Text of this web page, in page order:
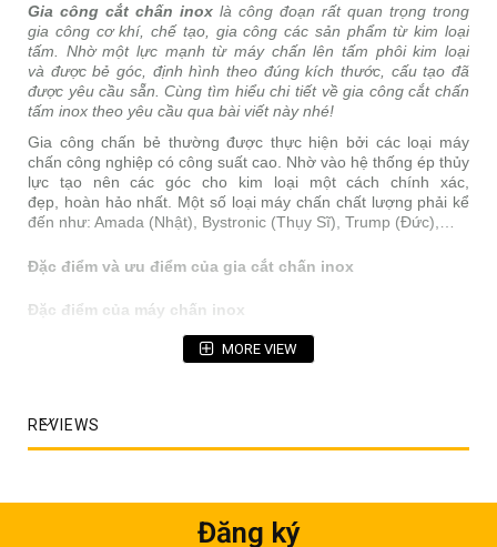
Gia công cắt chấn inox là công đoạn rất quan trọng trong
gia công cơ khí, chế tạo, gia công các sản phẩm từ kim loại
tấm. Nhờ một lực mạnh từ máy chấn lên tấm phôi kim loại
và được bẻ góc, định hình theo đúng kích thước, cấu tạo đã
được yêu cầu sẵn. Cùng tìm hiểu chi tiết về gia công cắt chấn
tấm inox theo yêu cầu qua bài viết này nhé!
Gia công chấn bẻ thường được thực hiện bởi các loại máy
chấn công nghiệp có công suất cao. Nhờ vào hệ thống ép thủy
lực tạo nên các góc cho kim loại một cách chính xác,
đẹp, hoàn hảo nhất. Một số loại máy chấn chất lượng phải kể
đến như: Amada (Nhật), Bystronic (Thụy Sĩ), Trump (Đức),…
Đặc điểm và ưu điểm của gia cắt chấn inox
Đặc điểm của máy chấn inox
Máy gia công chấn inox có hiệu suất làm việc cao nhờ điều
khiển động lực bằng lập trình. Máy chấn inox có các chi tiết
– Chấn được số lượng inox tấm lớn trong một lần.
– Góc chấn có độ chính xác cao trên toàn bộ chiều dài của
MORE VIEW
REVIEWS
Đăng ký